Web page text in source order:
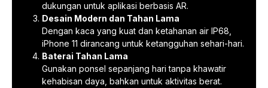
dukungan untuk aplikasi berbasis AR.
Desain Modern dan Tahan Lama
Dengan kaca yang kuat dan ketahanan air IP68,
iPhone 11 dirancang untuk ketangguhan sehari-hari.
Baterai Tahan Lama
Gunakan ponsel sepanjang hari tanpa khawatir
kehabisan daya, bahkan untuk aktivitas berat.